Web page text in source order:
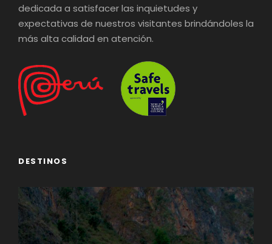
dedicada a satisfacer las inquietudes y
expectativas de nuestros visitantes brindándoles la
más alta calidad en atención.
DESTINOS